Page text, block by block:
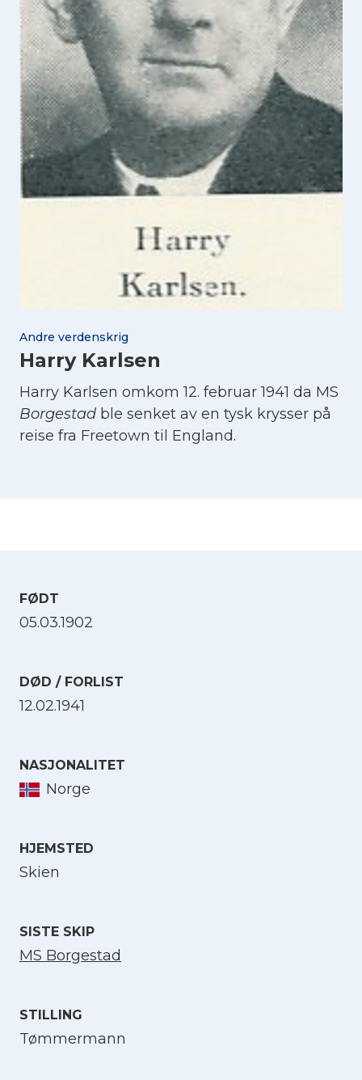
Andre verdenskrig
Harry Karlsen
Harry Karlsen omkom 12. februar 1941 da MS
Borgestad ble senket av en tysk krysser på
reise fra Freetown til England.
FØDT
05.03.1902
DØD / FORLIST
12.02.1941
NASJONALITET
Norge
HJEMSTED
Skien
SISTE SKIP
MS Borgestad
STILLING
Tømmermann
English